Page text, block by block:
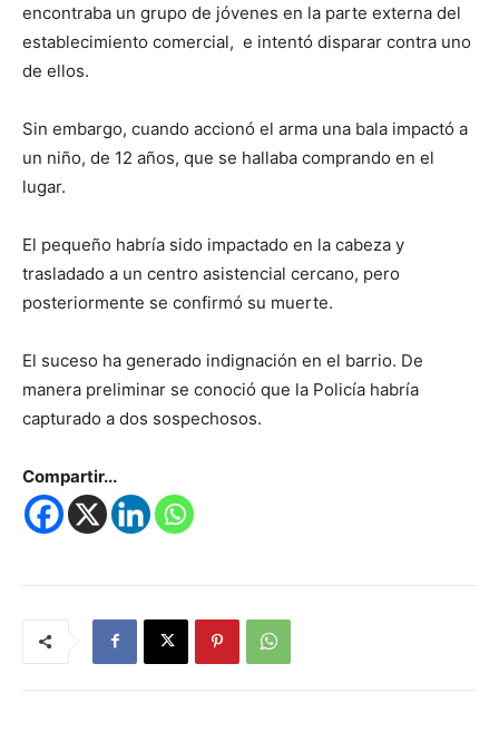
encontraba un grupo de jóvenes en la parte externa del
establecimiento comercial, e intentó disparar contra uno
de ellos.
Sin embargo, cuando accionó el arma una bala impactó a
un niño, de 12 años, que se hallaba comprando en el
lugar.
El pequeño habría sido impactado en la cabeza y
trasladado a un centro asistencial cercano, pero
posteriormente se confirmó su muerte.
El suceso ha generado indignación en el barrio. De
manera preliminar se conoció que la Policía habría
capturado a dos sospechosos.
Compartir...